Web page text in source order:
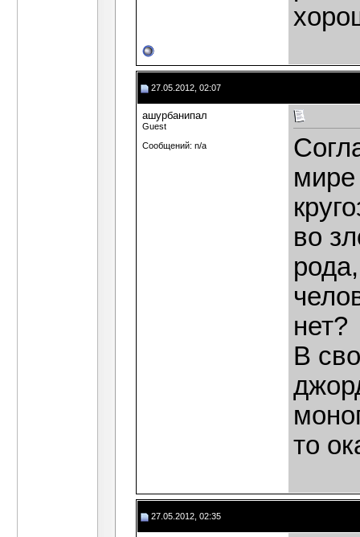
27.05.2012, 02:07
ашурбанипал
Guest
Сообщений: n/a
во
нет?
В
то
27.05.2012, 02:35